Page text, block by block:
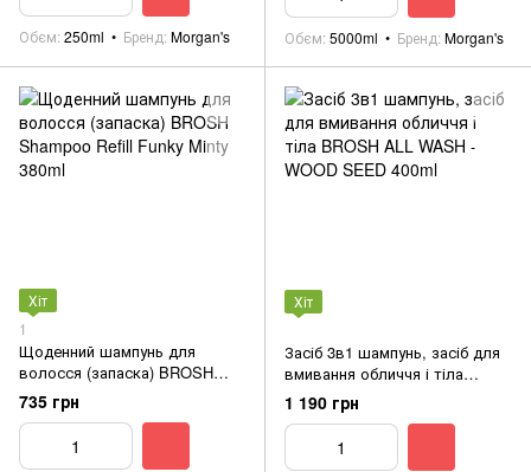
Обєм 250ml Бренд Morgan's Обєм 5000ml Бренд Morgan's
Хіт
1
Щоденний шампунь для
волосся (запаска) BROSH
Shampoo Refill Funky Minty
380ml
735 грн
Хіт
Засіб 3в1 шампунь, засіб для
вмивання обличчя і тіла
BROSH ALL WASH -WOOD
SEED 400ml
1 190 грн